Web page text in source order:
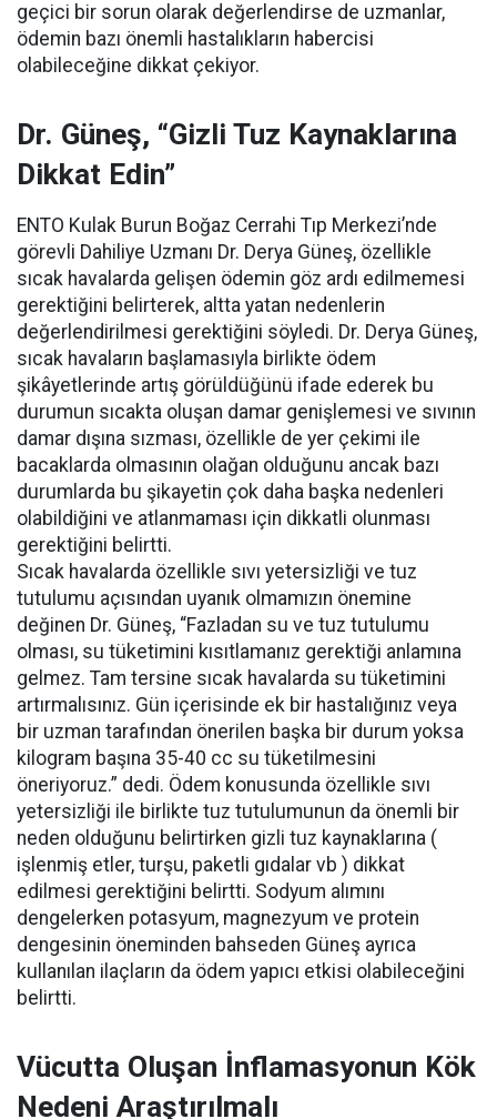
geçici bir sorun olarak değerlendirse de uzmanlar,
ödemin bazı önemli hastalıkların habercisi
olabileceğine dikkat çekiyor.
Dr. Güneş, “Gizli Tuz Kaynaklarına
Dikkat Edin”
ENTO Kulak Burun Boğaz Cerrahi Tıp Merkezi’nde
görevli Dahiliye Uzmanı Dr. Derya Güneş, özellikle
sıcak havalarda gelişen ödemin göz ardı edilmemesi
gerektiğini belirterek, altta yatan nedenlerin
değerlendirilmesi gerektiğini söyledi. Dr. Derya Güneş,
sıcak havaların başlamasıyla birlikte ödem
şikâyetlerinde artış görüldüğünü ifade ederek bu
durumun sıcakta oluşan damar genişlemesi ve sıvının
damar dışına sızması, özellikle de yer çekimi ile
bacaklarda olmasının olağan olduğunu ancak bazı
durumlarda bu şikayetin çok daha başka nedenleri
olabildiğini ve atlanmaması için dikkatli olunması
gerektiğini belirtti.
Sıcak havalarda özellikle sıvı yetersizliği ve tuz
tutulumu açısından uyanık olmamızın önemine
değinen Dr. Güneş, “Fazladan su ve tuz tutulumu
olması, su tüketimini kısıtlamanız gerektiği anlamına
gelmez. Tam tersine sıcak havalarda su tüketimini
artırmalısınız. Gün içerisinde ek bir hastalığınız veya
bir uzman tarafından önerilen başka bir durum yoksa
kilogram başına 35-40 cc su tüketilmesini
öneriyoruz.” dedi. Ödem konusunda özellikle sıvı
yetersizliği ile birlikte tuz tutulumunun da önemli bir
neden olduğunu belirtirken gizli tuz kaynaklarına (
işlenmiş etler, turşu, paketli gıdalar vb ) dikkat
edilmesi gerektiğini belirtti. Sodyum alımını
dengelerken potasyum, magnezyum ve protein
dengesinin öneminden bahseden Güneş ayrıca
kullanılan ilaçların da ödem yapıcı etkisi olabileceğini
belirtti.
Vücutta Oluşan İnflamasyonun Kök
Nedeni Araştırılmalı